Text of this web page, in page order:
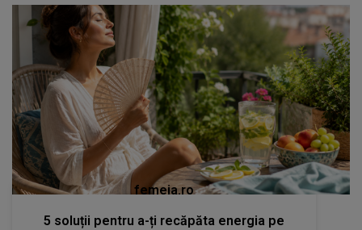
femeia.ro
5 soluții pentru a-ți recăpăta energia pe